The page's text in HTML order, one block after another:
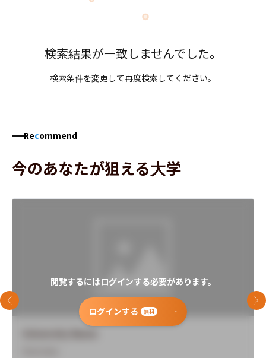
検索結果が一致しませんでした。
検索条件を変更して再度検索してください。
Recommend
今のあなたが狙える大学
閲覧するにはログインする必要があります。
ログインする 無料
前のスライド 次